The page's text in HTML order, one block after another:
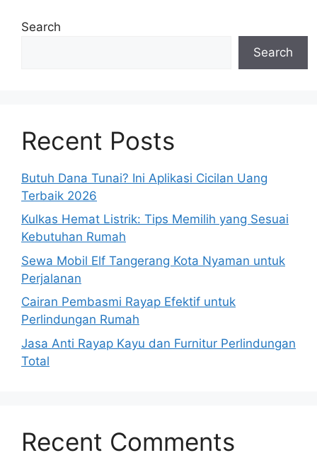
Search
Search
Recent Posts
Butuh Dana Tunai? Ini Aplikasi Cicilan Uang
Terbaik 2026
Kulkas Hemat Listrik: Tips Memilih yang Sesuai
Kebutuhan Rumah
Sewa Mobil Elf Tangerang Kota Nyaman untuk
Perjalanan
Cairan Pembasmi Rayap Efektif untuk
Perlindungan Rumah
Jasa Anti Rayap Kayu dan Furnitur Perlindungan
Total
Recent Comments